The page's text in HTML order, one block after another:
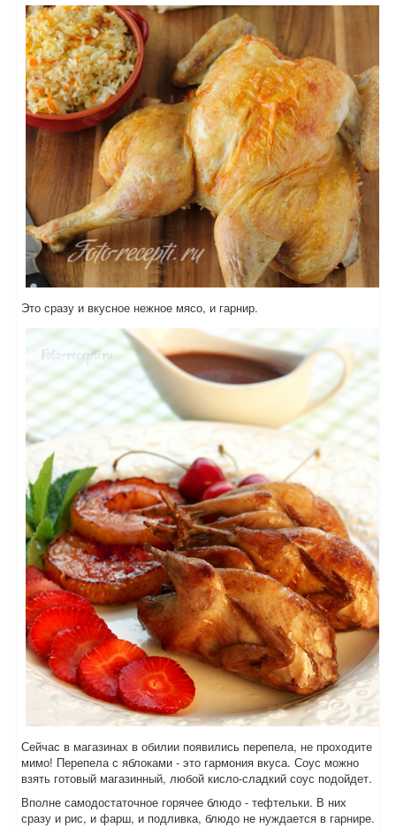
Это сразу и вкусное нежное мясо, и гарнир.
Сейчас в магазинах в обилии появились перепела, не проходите
мимо! Перепела с яблоками - это гармония вкуса. Соус можно
взять готовый магазинный, любой кисло-сладкий соус подойдет.
Вполне самодостаточное горячее блюдо - тефтельки. В них
сразу и рис, и фарш, и подливка, блюдо не нуждается в гарнире.